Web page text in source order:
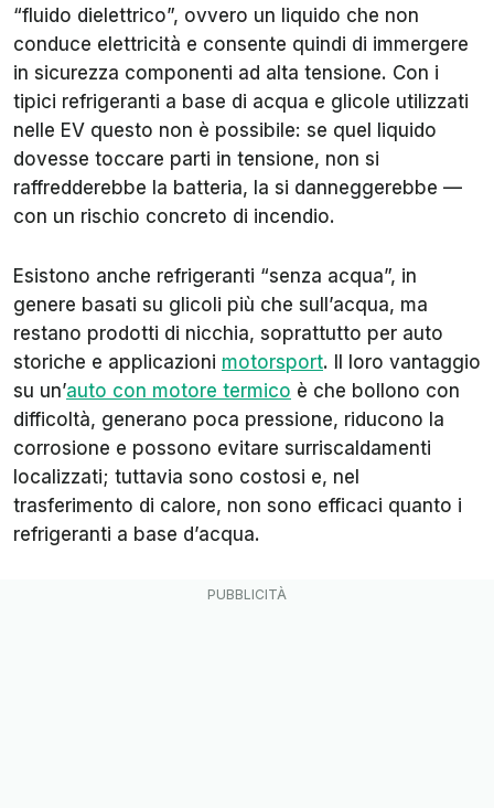
“fluido dielettrico”, ovvero un liquido che non
conduce elettricità e consente quindi di immergere
in sicurezza componenti ad alta tensione. Con i
tipici refrigeranti a base di acqua e glicole utilizzati
nelle EV questo non è possibile: se quel liquido
dovesse toccare parti in tensione, non si
raffredderebbe la batteria, la si danneggerebbe —
con un rischio concreto di incendio.
Esistono anche refrigeranti “senza acqua”, in
genere basati su glicoli più che sull’acqua, ma
restano prodotti di nicchia, soprattutto per auto
storiche e applicazioni motorsport. Il loro vantaggio
su un’auto con motore termico è che bollono con
difficoltà, generano poca pressione, riducono la
corrosione e possono evitare surriscaldamenti
localizzati; tuttavia sono costosi e, nel
trasferimento di calore, non sono efficaci quanto i
refrigeranti a base d’acqua.